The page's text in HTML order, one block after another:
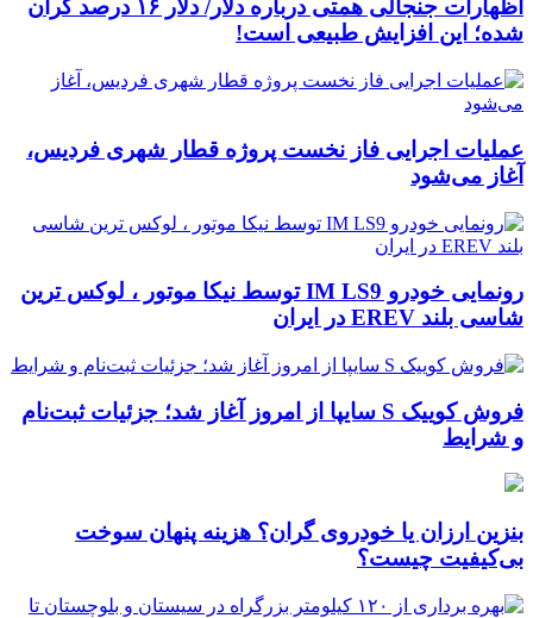
اظهارات جنجالی همتی درباره دلار/ دلار ۱۶ درصد گران
شده؛ این افزایش طبیعی است!
عملیات اجرایی فاز نخست پروژه قطار شهری فردیس،
آغاز می‌شود
رونمایی خودرو IM LS9 توسط نیکا موتور ، لوکس ترین
شاسی بلند EREV در ایران
فروش کوییک S سایپا از امروز آغاز شد؛ جزئیات ثبت‌نام
و شرایط
بنزین ارزان یا خودروی گران؟ هزینه پنهان سوخت
بی‌کیفیت چیست؟